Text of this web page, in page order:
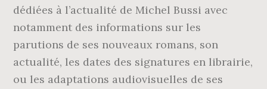
dédiées à l’actualité de Michel Bussi avec
notamment des informations sur les
parutions de ses nouveaux romans, son
actualité, les dates des signatures en librairie,
ou les adaptations audiovisuelles de ses